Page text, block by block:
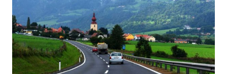
i
n
e
n
y
a
k